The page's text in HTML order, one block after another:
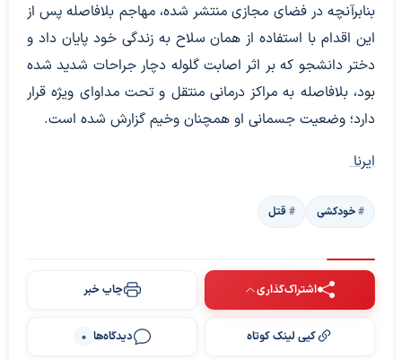
بنابرآنچه در فضای مجازی منتشر شده، مهاجم بلافاصله پس از
این اقدام با استفاده از همان سلاح به زندگی خود پایان داد و
دختر دانشجو که بر اثر اصابت گلوله دچار جراحات شدید شده
بود، بلافاصله به مراکز درمانی منتقل و تحت مداوای ویژه قرار
دارد؛ وضعیت جسمانی او همچنان وخیم گزارش شده است.
ایرنا
خودکشی قتل
اشتراک‌گذاری چاپ خبر
کپی لینک کوتاه دیدگاه‌ها 0